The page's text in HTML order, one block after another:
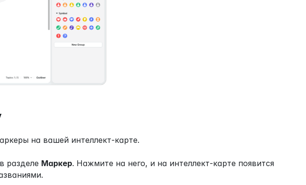
на вашей интеллект-карте.
в разделе Маркер. Нажмите на него, и на интеллект-карте появится